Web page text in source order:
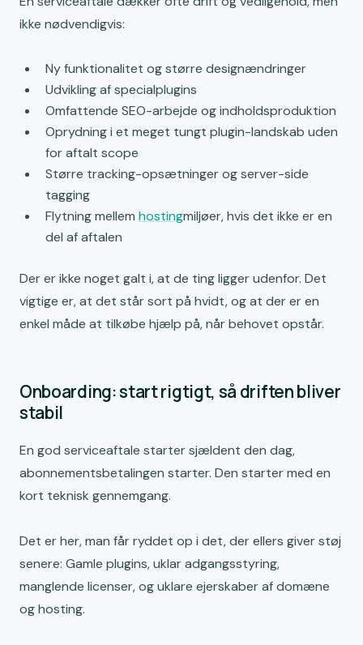
ikke nødvendigvis:
Ny funktionalitet og større designændringer
Udvikling af specialplugins
Omfattende SEO-arbejde og indholdsproduktion
Oprydning i et meget tungt plugin-landskab uden
for aftalt scope
Større tracking-opsætninger og server-side
tagging
Flytning mellem hostingmiljøer, hvis det ikke er en
del af aftalen
Der er ikke noget galt i, at de ting ligger udenfor. Det
vigtige er, at det står sort på hvidt, og at der er en
enkel måde at tilkøbe hjælp på, når behovet opstår.
Onboarding: start rigtigt, så driften bliver
stabil
En god serviceaftale starter sjældent den dag,
abonnementsbetalingen starter. Den starter med en
kort teknisk gennemgang.
Det er her, man får ryddet op i det, der ellers giver støj
senere: Gamle plugins, uklar adgangsstyring,
manglende licenser, og uklare ejerskaber af domæne
og hosting.